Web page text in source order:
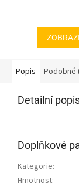
Popis Podobné
Detailní
Doplňkové
Kategorie:
Hmotnost: